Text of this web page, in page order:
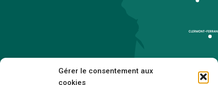
Gérer le consentement aux
cookies